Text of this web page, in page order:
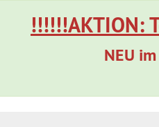
!!!!!!AKTION:
NEU